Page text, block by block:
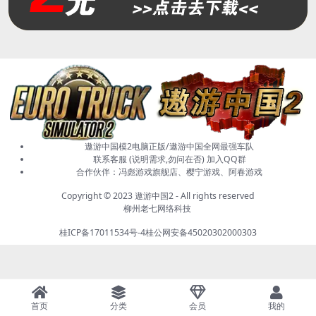
遨游中国模2电脑正版/遨游中国全网最强车队
联系客服 (说明需求,勿问在否) 加入QQ群
合作伙伴： 冯彪游戏旗舰店、樱宁游戏、阿春游戏
Copyright © 2023遨游中国2- All rights reserved
柳州老七网络科技
桂ICP备17011534号-4桂公网安备45020302000303
首页 分类 会员 我的